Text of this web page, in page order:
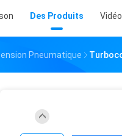
Des Produits
Pneumatique